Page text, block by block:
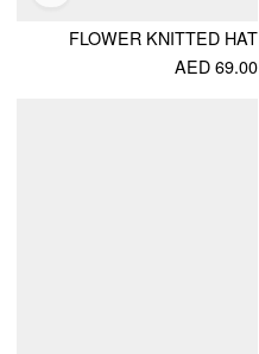
FLOWER KNITTED HAT
AED 69.00